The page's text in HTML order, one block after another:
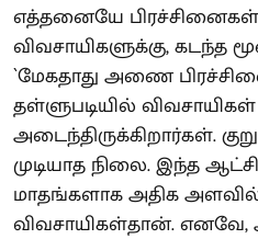
எத்தனையே
விவசாயிகளுக்கு, கடந்த
`மேகதாது அணை
தள்ளுபடியில்
அடைந்திருக்கிறார்கள்.
முடியாத நிலை. இந்த
மாதங்களாக அதிக அளவில்
விவசாயிகள்தான்.